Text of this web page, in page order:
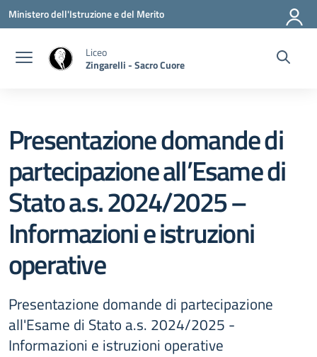
Vai ai contenuti
Vai al menu di navigazione
Vai al footer
Ministero dell'Istruzione e del Merito
Liceo
Zingarelli - Sacro Cuore
Presentazione domande di
partecipazione all’Esame di
Stato a.s. 2024/2025 –
Informazioni e istruzioni
operative
Presentazione domande di partecipazione
all'Esame di Stato a.s. 2024/2025 -
Informazioni e istruzioni operative